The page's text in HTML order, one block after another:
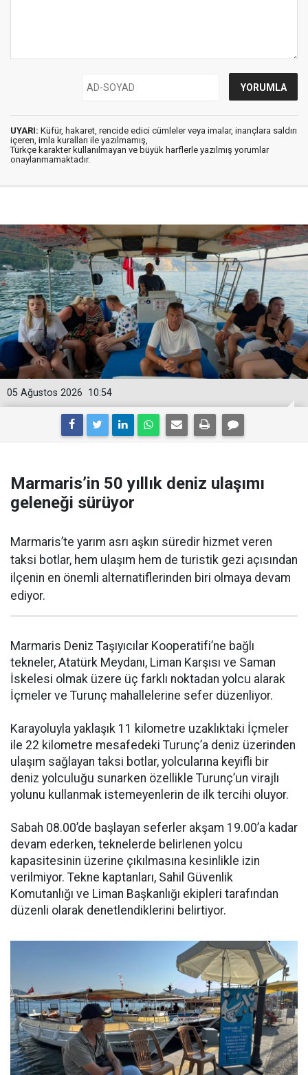
UYARI: Küfür, hakaret, rencide edici cümleler veya imalar, inançlara saldırı
içeren, imla kuralları ile yazılmamış,
Türkçe karakter kullanılmayan ve büyük harflerle yazılmış yorumlar
onaylanmamaktadır.
10:54
05 Ağustos 2026
Marmaris’in 50 yıllık deniz ulaşımı
geleneği sürüyor
Marmaris’te yarım asrı aşkın süredir hizmet veren
taksi botlar, hem ulaşım hem de turistik gezi açısından
ilçenin en önemli alternatiflerinden biri olmaya devam
ediyor.
Marmaris Deniz Taşıyıcılar Kooperatifi’ne bağlı
tekneler, Atatürk Meydanı, Liman Karşısı ve Saman
İskelesi olmak üzere üç farklı noktadan yolcu alarak
İçmeler ve Turunç mahallelerine sefer düzenliyor.
Karayoluyla yaklaşık 11 kilometre uzaklıktaki İçmeler
ile 22 kilometre mesafedeki Turunç’a deniz üzerinden
ulaşım sağlayan taksi botlar, yolcularına keyifli bir
deniz yolculuğu sunarken özellikle Turunç’un virajlı
yolunu kullanmak istemeyenlerin de ilk tercihi oluyor.
Sabah 08.00’de başlayan seferler akşam 19.00’a kadar
devam ederken, teknelerde belirlenen yolcu
kapasitesinin üzerine çıkılmasına kesinlikle izin
verilmiyor. Tekne kaptanları, Sahil Güvenlik
Komutanlığı ve Liman Başkanlığı ekipleri tarafından
düzenli olarak denetlendiklerini belirtiyor.